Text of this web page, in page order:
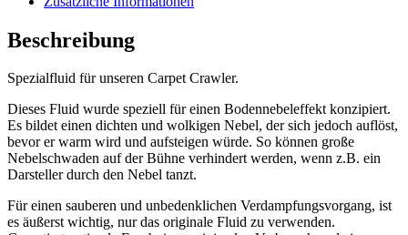
Beschreibung
Spezialfluid für unseren Carpet Crawler.
Dieses Fluid wurde speziell für einen Bodennebeleffekt konzipiert.
Es bildet einen dichten und wolkigen Nebel, der sich jedoch auflöst,
bevor er warm wird und aufsteigen würde. So können große
Nebelschwaden auf der Bühne verhindert werden, wenn z.B. ein
Darsteller durch den Nebel tanzt.
Für einen sauberen und unbedenklichen Verdampfungsvorgang, ist
es äußerst wichtig, nur das originale Fluid zu verwenden.